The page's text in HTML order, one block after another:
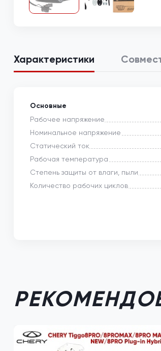
Характеристики
Основные
Рабочее напряжение
Номинальное напряжение
Статический ток
Рабочая температура
Степень защиты от влаги, пыли
Количество рабочих циклов